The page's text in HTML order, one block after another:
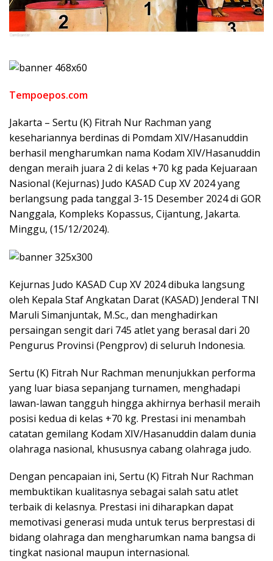
Tempoepos.com
Jakarta – Sertu (K) Fitrah Nur Rachman yang
kesehariannya berdinas di Pomdam XIV/Hasanuddin
berhasil mengharumkan nama Kodam XIV/Hasanuddin
dengan meraih juara 2 di kelas +70 kg pada Kejuaraan
Nasional (Kejurnas) Judo KASAD Cup XV 2024 yang
berlangsung pada tanggal 3-15 Desember 2024 di GOR
Nanggala, Kompleks Kopassus, Cijantung, Jakarta.
Minggu, (15/12/2024).
Kejurnas Judo KASAD Cup XV 2024 dibuka langsung
oleh Kepala Staf Angkatan Darat (KASAD) Jenderal TNI
Maruli Simanjuntak, M.Sc., dan menghadirkan
persaingan sengit dari 745 atlet yang berasal dari 20
Pengurus Provinsi (Pengprov) di seluruh Indonesia.
Sertu (K) Fitrah Nur Rachman menunjukkan performa
yang luar biasa sepanjang turnamen, menghadapi
lawan-lawan tangguh hingga akhirnya berhasil meraih
posisi kedua di kelas +70 kg. Prestasi ini menambah
catatan gemilang Kodam XIV/Hasanuddin dalam dunia
olahraga nasional, khususnya cabang olahraga judo.
Dengan pencapaian ini, Sertu (K) Fitrah Nur Rachman
membuktikan kualitasnya sebagai salah satu atlet
terbaik di kelasnya. Prestasi ini diharapkan dapat
memotivasi generasi muda untuk terus berprestasi di
bidang olahraga dan mengharumkan nama bangsa di
tingkat nasional maupun internasional.